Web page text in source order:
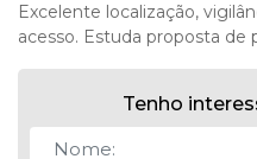
Excelente localização,
acesso. Estuda proposta
Tenho